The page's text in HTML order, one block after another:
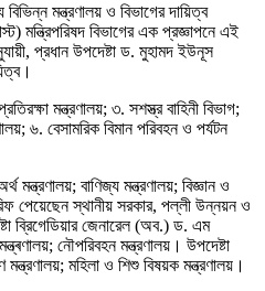
মন্ত্রণালয় ও বিভাগের দায়িত্ব
মন্ত্রিপরিষদ বিভাগের এক প্রজ্ঞাপনে এই
প্রধান উপদেষ্টা ড. মুহামদ ইউনূস
মন্ত্রণালয়; ৩. সশস্ত্র বাহিনী বিভাগ;
৬. বেসামরিক বিমান পরিবহন ও পর্যটন
মন্ত্রণালয়; বাণিজ্য মন্ত্রণালয়; বিজ্ঞান ও
পেয়েছেন স্থানীয় সরকার, পল্লী উন্নয়ন ও
ব্রিগেডিয়ার জেনারেল (অব.) ড. এম
নৌপরিবহন মন্ত্রণালয়। উপদেষ্টা
মহিলা ও শিশু বিষয়ক মন্ত্রণালয়।